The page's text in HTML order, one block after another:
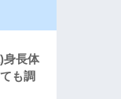
身長体
も調